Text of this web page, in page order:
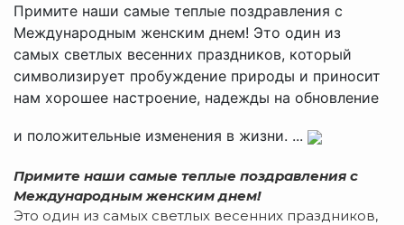
Примите наши самые теплые поздравления с
Международным женским днем! Это один из
самых светлых весенних праздников, который
символизирует пробуждение природы и приносит
нам хорошее настроение, надежды на обновление
и положительные изменения в жизни. ...
Примите наши самые теплые поздравления с
Международным женским днем!
Это один из самых светлых весенних праздников,